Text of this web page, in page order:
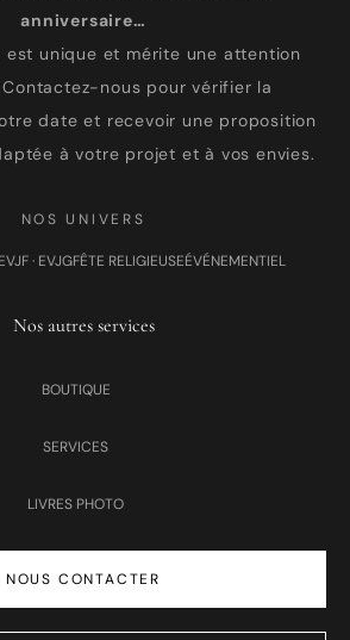
anniversaire…
est unique et mérite une attention
nous pour vérifier la
date et recevoir une proposition
à votre projet et à vos envies.
NOS UNIVERS
EVJF · EVJGFÊTE RELIGIEUSEÉVÉNEMENTIEL
Nos autres services
BOUTIQUE
SERVICES
LIVRES PHOTO
NOUS CONTACTER